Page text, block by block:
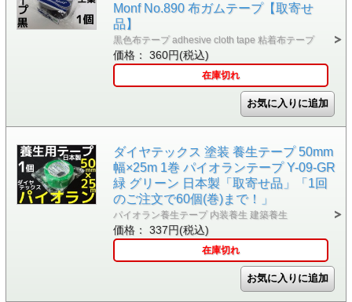
Monf No.890 布ガムテープ【取寄せ
品】
黒色布テープ adhesive cloth tape 粘着布テープ
価格： 360円(税込)
在庫切れ
ダイヤテックス 塗装 養生テープ 50mm
幅×25m 1巻 パイオランテープ Y-09-GR
緑 グリーン 日本製「取寄せ品」「1回
のご注文で60個(巻)まで！」
パイオラン養生テープ 内装養生 建築養生
価格： 337円(税込)
在庫切れ